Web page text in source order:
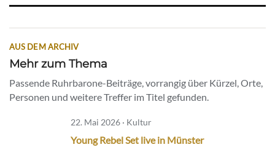
AUS DEM ARCHIV
Mehr zum Thema
Passende Ruhrbarone-Beiträge, vorrangig über Kürzel, Orte,
Personen und weitere Treffer im Titel gefunden.
22. Mai 2026 · Kultur
Young Rebel Set live in Münster